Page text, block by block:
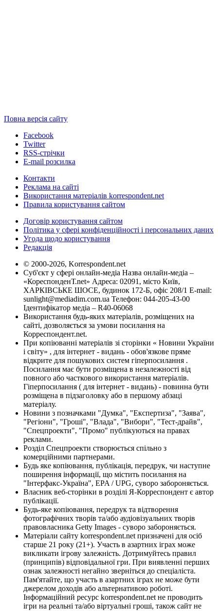
Повна версія сайту
Facebook
Twitter
RSS-стрічки
E-mail розсилка
Контакти
Реклама на сайті
Використання матеріалів korrespondent.net
Правила користування сайтом
Договір користування сайтом
Політика у сфері конфіденційності і персональних даних
Угода щодо користування
Редакція
© 2000-2026, Korrespondent.net
Суб'єкт у сфері онлайн-медіа Назва онлайн-медіа –
«КореспонденТ.net» Адреса: 02091, місто Київ,
ХАРКІВСЬКЕ ШОСЕ, будинок 172-Б, офіс 208/1 E-mail:
sunlight@mediadim.com.ua Телефон: 044-205-43-00
Ідентифікатор медіа – R40-06068
Використання будь-яких матеріалів, розміщених на
сайті, дозволяється за умови посилання на
Корреспондент.net.
При копіюванні матеріалів зі сторінки « Новини України
і світу» , для інтернет - видань - обов'язкове пряме
відкрите для пошукових систем гіперпосилання .
Посилання має бути розміщена в незалежності від
повного або часткового використання матеріалів.
Гіперпосилання ( для інтернет - видань) - повинна бути
розміщена в підзаголовку або в першому абзаці
матеріалу.
Новини з позначками "Думка", "Експертиза", "Заява",
"Регіони", "Гроші", "Влада", "Вибори", "Тест-драйв",
"Спецпроекти", "Промо" публікуються на правах
реклами.
Розділ Спецпроекти створюється спільно з
комерційними партнерами.
Будь яке копіювання, публікація, передрук, чи наступне
поширення інформації, що містить посилання на
"Інтерфакс-Україна", EPA / UPG, суворо забороняється.
Власник веб-сторінки в розділі Я-Корреспондент є автор
публікації.
Будь-яке копіювання, передрук та відтворення
фотографічних творів та/або аудіовізуальних творів
правовласника Getty Images - суворо забороняється.
Матеріали сайту korrespondent.net призначені для осіб
старше 21 року (21+). Участь в азартних іграх може
викликати ігрову залежність. Дотримуйтесь правил
(принципів) відповідальної гри. При виявленні перших
ознак залежності негайно зверніться до спеціаліста.
Пам'ятайте, що участь в азартних іграх не може бути
джерелом доходів або альтернативою роботі.
Інформаційний ресурс korrespondent.net не проводить
ігри на реальні та/або віртуальні гроші, також сайт не